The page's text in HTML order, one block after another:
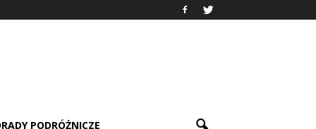
PODRÓŻNICZE